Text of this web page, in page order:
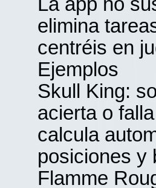
elimina
centréis en
Ejemplos
Skull King:
acierta o
calcula
posiciones y
Flamme